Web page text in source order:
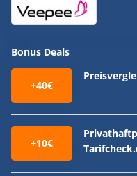
Bonus Deals
+40€
+10€